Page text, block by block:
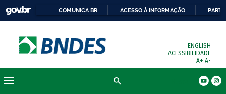
COMUNICA BR ACESSO À INFORMAÇÃO
ENGLISH
ACESSIBILIDADE
A+ A-